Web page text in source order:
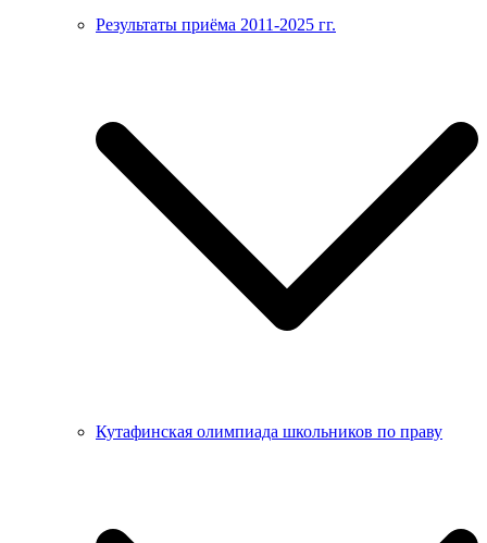
Результаты приёма 2011-2025 гг.
Кутафинская олимпиада школьников по праву